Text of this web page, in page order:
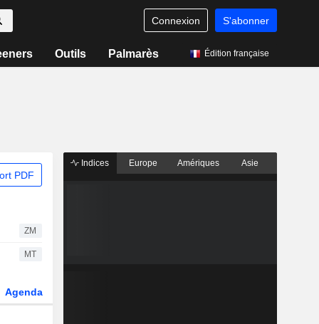
Connexion S'abonner
Outils Palmarès Édition française
PDF
ZM
MT
Agenda
Indices Europe Amériques Asie